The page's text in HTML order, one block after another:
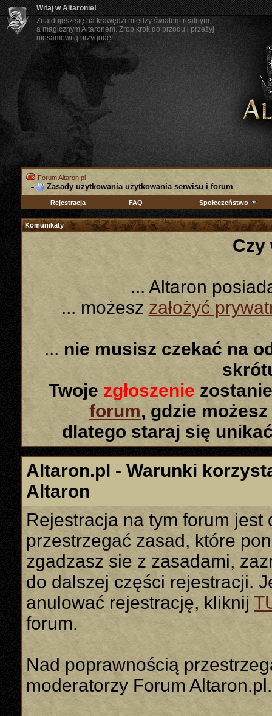
Witaj w Altaronie!
Znajdujesz się na krawędzi między światem realnym,
a magicznym Altaronem. Zrób krok do przodu i przeżyj
niesamowitą przygodę!
Forum Altaron.pl
Zasady użytkowania użytkowania serwisu i forum
Rejestracja FAQ Społeczeństwo
Komunikaty
Czy
... Altaron
... możeszzałożyć
... nie musisz czekać na
Twoje zgłoszenie
forum, gdzie
dlatego staraj się
Altaron.pl - Warunki
Altaron
Rejestracja na tym forum
przestrzegać zasad, które
zgadzasz sie z zasadami,
do dalszej części rejestracji.
anulować rejestrację, kliknij
forum.
Nad poprawnością
moderatorzy Forum Altaron.pl.